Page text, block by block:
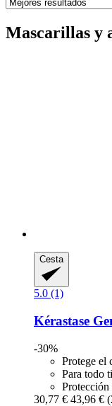
Mascarillas y
Cesta
5.0 (1)
Kérastase
-30%
Protege el
Para todo
Protección
30,77 € 43,96 €